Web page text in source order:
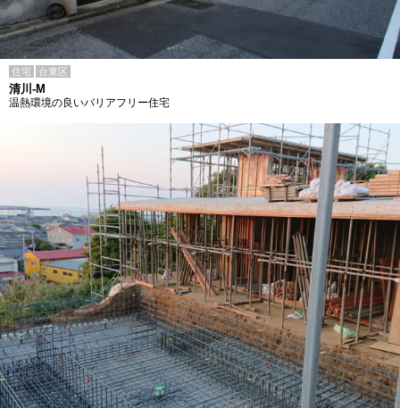
住宅 台東区
清川-M
温熱環境の良いバリアフリー住宅